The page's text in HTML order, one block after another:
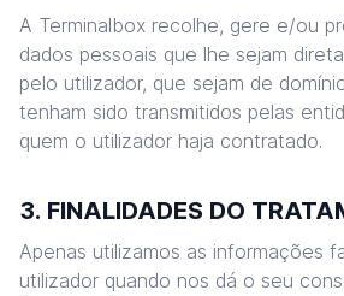
A Terminalbox recolhe, gere e/ou
dados pessoais que lhe sejam
pelo utilizador, que sejam de
tenham sido transmitidos pelas
quem o utilizador haja contratado.
3. FINALIDADES DO
Apenas utilizamos as informações
utilizador quando nos dá o seu